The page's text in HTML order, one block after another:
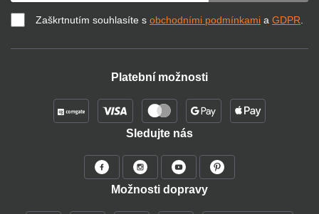
Zaškrtnutím souhlasíte s obchodními podmínkami a GDPR.
Platební možnosti
Sledujte nás
Možnosti dopravy